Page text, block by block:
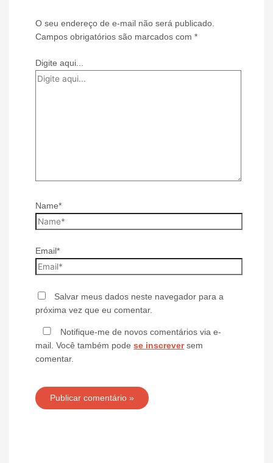
O seu endereço de e-mail não será publicado.
Campos obrigatórios são marcados com*
Digite aqui...
Name*
Email*
Salvar meus dados neste navegador para a
próxima vez que eu comentar.
Notifique-me de novos comentários via e-
mail. Você também podese inscreversem
comentar.